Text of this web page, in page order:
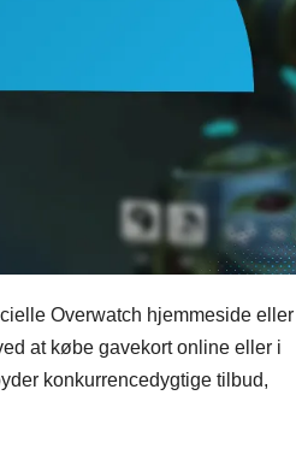
Overwatch hjemmeside eller
at købe gavekort online eller i
konkurrencedygtige tilbud,